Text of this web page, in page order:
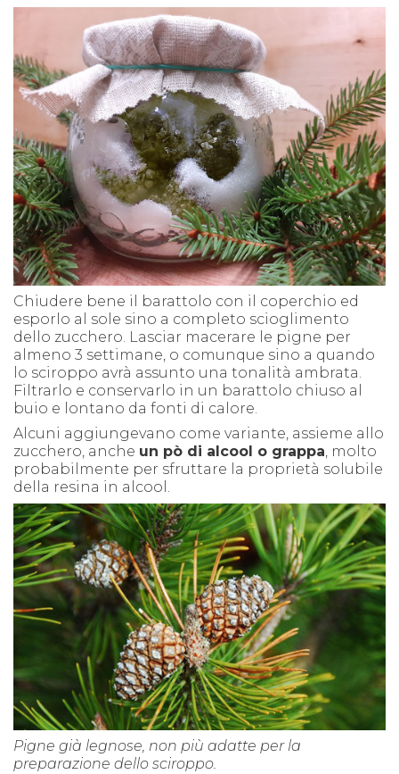
Chiudere bene il barattolo con il coperchio ed
esporlo al sole sino a completo scioglimento
dello zucchero. Lasciar macerare le pigne per
almeno 3 settimane, o comunque sino a quando
lo sciroppo avrà assunto una tonalità ambrata.
Filtrarlo e conservarlo in un barattolo chiuso al
buio e lontano da fonti di calore.
Alcuni aggiungevano come variante, assieme allo
zucchero, anche un pò di alcool o grappa, molto
probabilmente per sfruttare la proprietà solubile
della resina in alcool.
Pigne già legnose, non più adatte per la
preparazione dello sciroppo.